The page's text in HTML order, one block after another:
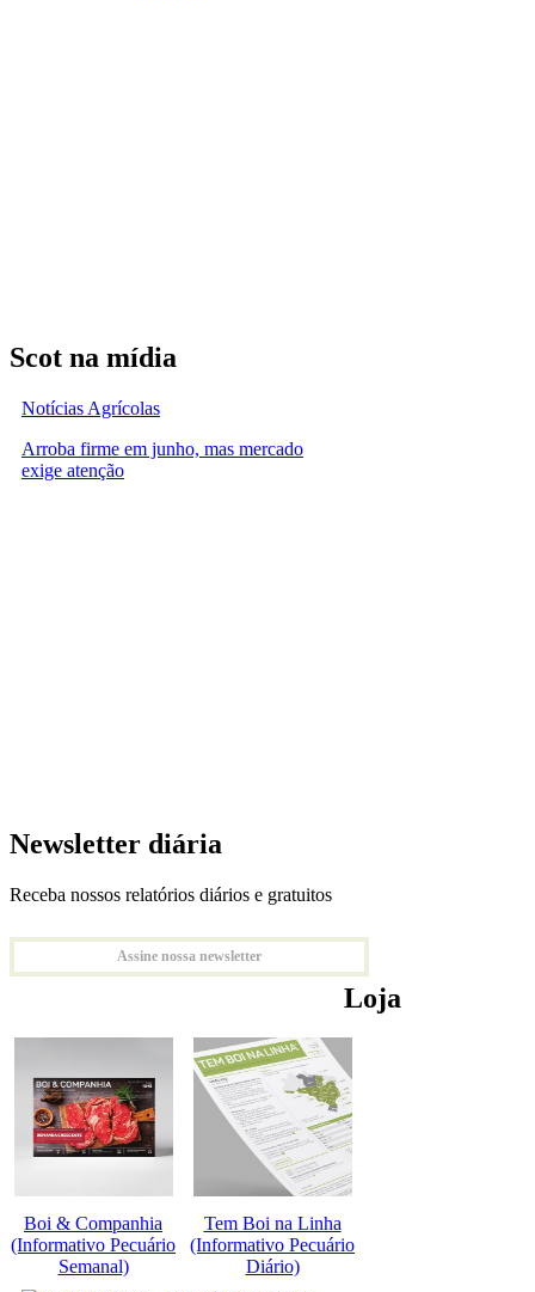
Scot na mídia
Notícias Agrícolas
Arroba firme em junho, mas mercado
exige atenção
Newsletter diária
Receba nossos relatórios diários e gratuitos
Assine nossa newsletter
Loja
Boi & Companhia
(Informativo Pecuário
Semanal)
Tem Boi na Linha
(Informativo Pecuário
Diário)